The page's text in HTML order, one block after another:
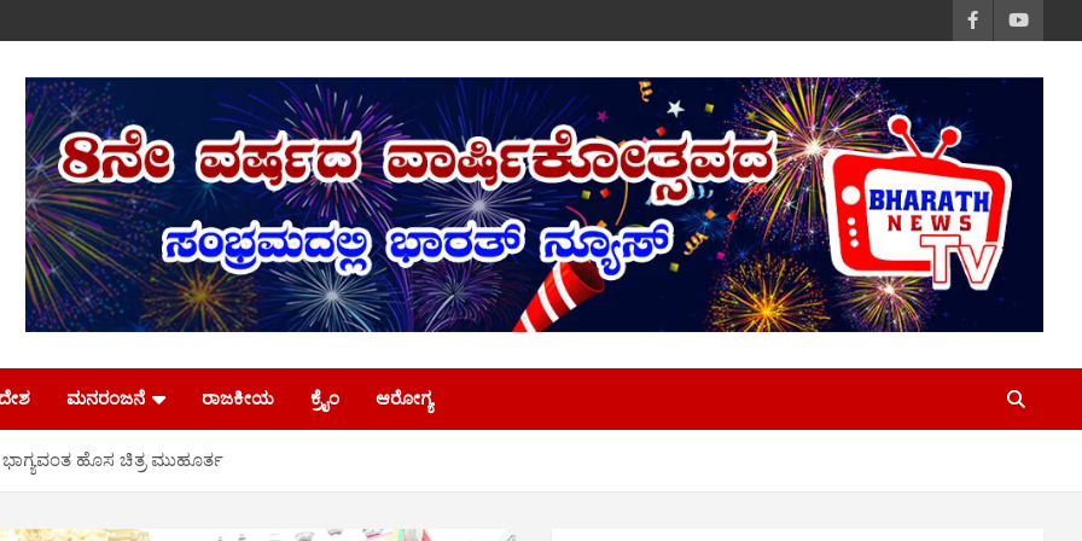
ಮನರಂಜನೆ ರಾಜಕೀಯ ಕ್ರೈಂ ಆರೋಗ್ಯ
ಹೊಸ ಚಿತ್ರ ಮುಹೂರ್ತ